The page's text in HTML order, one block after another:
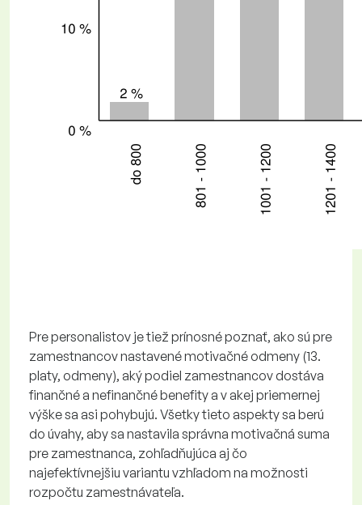
Pre personalistov je tiež prínosné poznať, ako sú pre
zamestnancov nastavené motivačné odmeny (13.
platy, odmeny), aký podiel zamestnancov dostáva
finančné a nefinančné benefity a v akej priemernej
výške sa asi pohybujú. Všetky tieto aspekty sa berú
do úvahy, aby sa nastavila správna motivačná suma
pre zamestnanca, zohľadňujúca aj čo
najefektívnejšiu variantu vzhľadom na možnosti
rozpočtu zamestnávateľa.